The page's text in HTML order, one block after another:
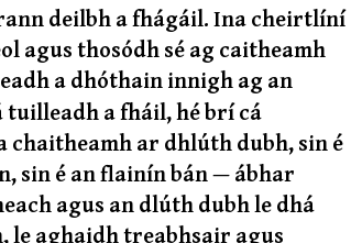
deilbh a fhágáil. Ina cheirtlíní
agus thosódh sé ag caitheamh
a dhóthain innigh ag an
a fháil, hé brí cá
chaitheamh ar dhlúth dubh, sin é
sin é an flainín bán — ábhar
agus an dlúth dubh le dhá
le aghaidh treabhsair agus